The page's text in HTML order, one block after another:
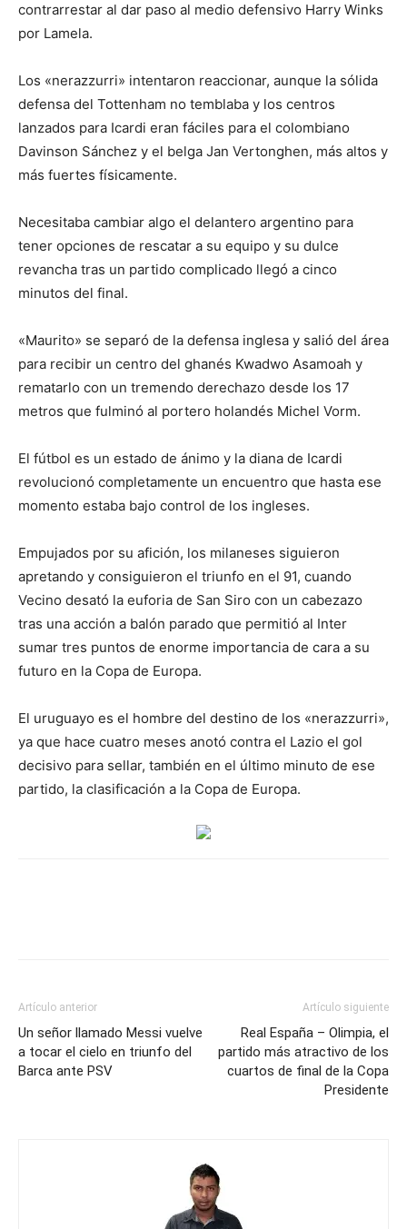
contrarrestar al dar paso al medio defensivo Harry Winks
por Lamela.
Los «nerazzurri» intentaron reaccionar, aunque la sólida
defensa del Tottenham no temblaba y los centros
lanzados para Icardi eran fáciles para el colombiano
Davinson Sánchez y el belga Jan Vertonghen, más altos y
más fuertes físicamente.
Necesitaba cambiar algo el delantero argentino para
tener opciones de rescatar a su equipo y su dulce
revancha tras un partido complicado llegó a cinco
minutos del final.
«Maurito» se separó de la defensa inglesa y salió del área
para recibir un centro del ghanés Kwadwo Asamoah y
rematarlo con un tremendo derechazo desde los 17
metros que fulminó al portero holandés Michel Vorm.
El fútbol es un estado de ánimo y la diana de Icardi
revolucionó completamente un encuentro que hasta ese
momento estaba bajo control de los ingleses.
Empujados por su afición, los milaneses siguieron
apretando y consiguieron el triunfo en el 91, cuando
Vecino desató la euforia de San Siro con un cabezazo
tras una acción a balón parado que permitió al Inter
sumar tres puntos de enorme importancia de cara a su
futuro en la Copa de Europa.
El uruguayo es el hombre del destino de los «nerazzurri»,
ya que hace cuatro meses anotó contra el Lazio el gol
decisivo para sellar, también en el último minuto de ese
partido, la clasificación a la Copa de Europa.
Artículo anterior
Un señor llamado Messi vuelve
a tocar el cielo en triunfo del
Barca ante PSV
Artículo siguiente
Real España – Olimpia, el
partido más atractivo de los
cuartos de final de la Copa
Presidente